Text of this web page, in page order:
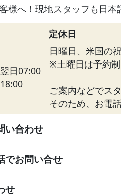
様へ！現地スタッフも日
定休日
日07:00
日曜日、米国の
※土曜日は予約制
ご案内などでス
そのため、お電
い合わせ
でお問い合せ
せ